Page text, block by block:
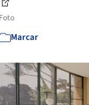
Foto
Marcar